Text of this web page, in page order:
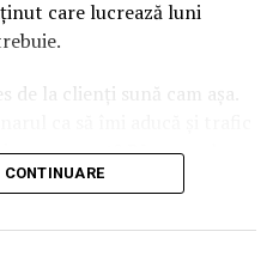
care lucrează luni
la clienți sună cam așa.
pe moment? Răspunsul
dar nu în felul în care
CONTINUARE